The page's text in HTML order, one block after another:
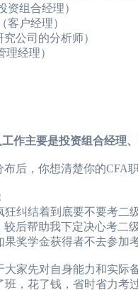
组合经理）
户经理）
公司的分析师）
经理）
作主要是投资组合经理
，你想清楚你的CFA职
结着到底要不要考二
后帮助我下定决心考二
果奖学金获得者不去参
先对自身能力和实际
，花了钱，省时省力